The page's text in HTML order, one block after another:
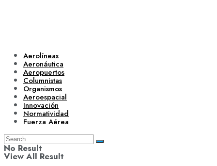
Aerolíneas
Aeronáutica
Aeropuertos
Columnistas
Organismos
Aeroespacial
Innovación
Normatividad
Fuerza Aérea
No Result
View All Result